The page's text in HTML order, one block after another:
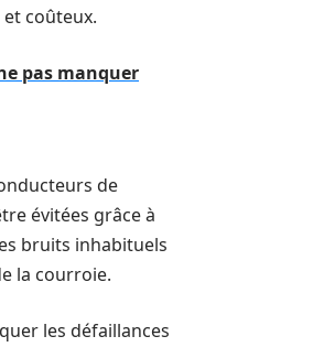
coûteux.
pas manquer
de
évitées grâce à
bruits inhabituels
la courroie.
les défaillances